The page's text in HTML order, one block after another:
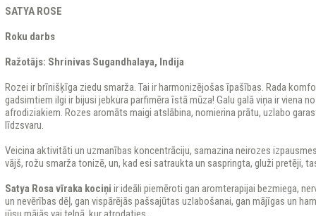
SATYA ROSE
Roku darbs
Ražotājs: Shrinivas Sugandhalaya, Indija
Rozei ir brīnišķīga ziedu smarža. Tai ir harmonizējošas īpašības. Rada
gadsimtiem ilgi ir bijusi jebkura parfimēra īstā mūza! Galu galā viņa ir viena
afrodiziakiem. Rozes aromāts maigi atslābina, nomierina prātu, uzlabo
līdzsvaru.
Veicina aktivitāti un uzmanības koncentrāciju, samazina neirozes
vājš, rožu smarža tonizē, un, kad esi satraukta un saspringta, gluži pretēji,
Satya Rosa vīraka kociņi ir ideāli piemēroti gan aromterapijai bezmiega,
un nevērības dēļ, gan vispārējās pašsajūtas uzlabošanai, gan mājīgas un